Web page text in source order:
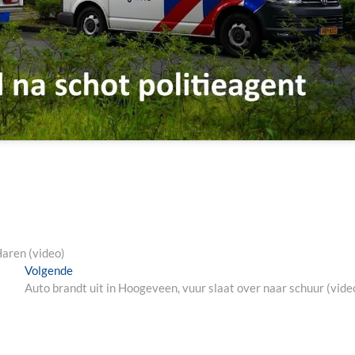
(video)
VolgendeNext
post:
Auto brandt uit in Hoogeveen, vuur slaat over naar schuur